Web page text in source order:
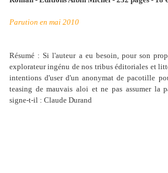
Parution en mai 2010
Résumé : Si l'auteur a eu besoin, pour son
explorateur ingénu de nos tribus éditoriales et
intentions d'user d'un anonymat de pacotille
teasing de mauvais aloi et ne pas assumer la
signe-t-il : Claude Durand